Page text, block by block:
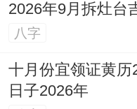
2026年9月拆灶台
八字
十月份宜领证黄
日子2026年